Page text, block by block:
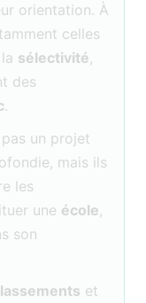
orientation. À
celles
sélectivité,
des
.
un projet
mais ils
les
une école,
son
et